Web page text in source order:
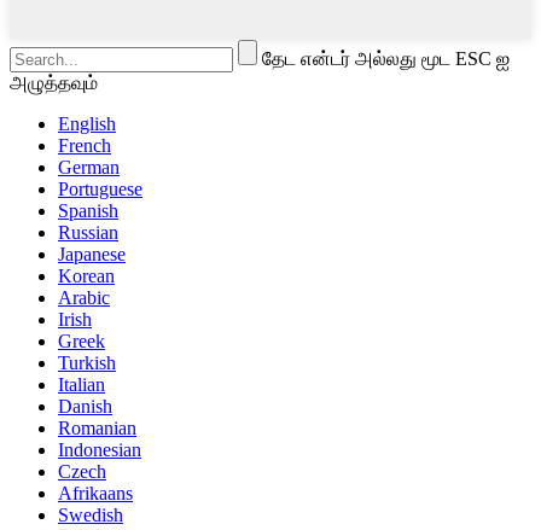
தேட என்டர் அல்லது மூட ESC ஐ
அழுத்தவும்
English
French
German
Portuguese
Spanish
Russian
Japanese
Korean
Arabic
Irish
Greek
Turkish
Italian
Danish
Romanian
Indonesian
Czech
Afrikaans
Swedish